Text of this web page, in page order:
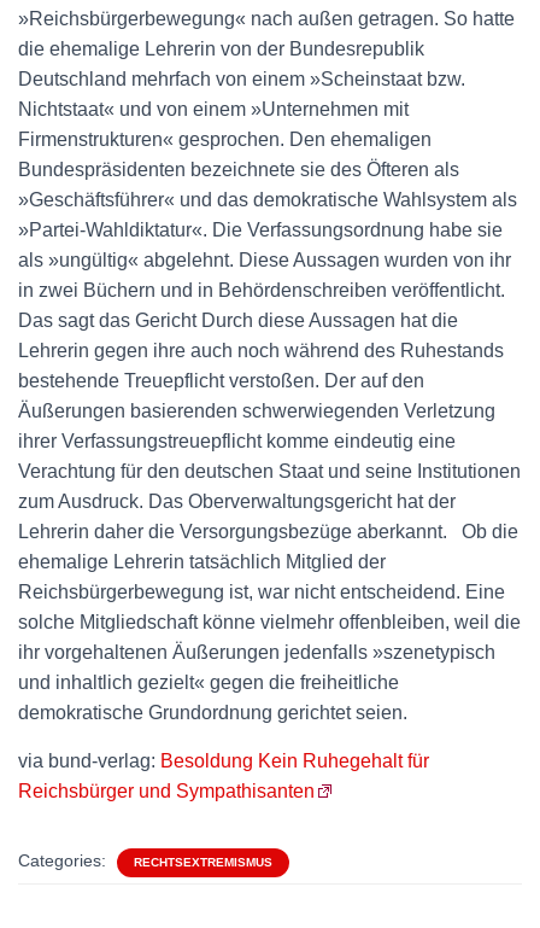
»Reichsbürgerbewegung« nach außen getragen. So hatte
die ehemalige Lehrerin von der Bundesrepublik
Deutschland mehrfach von einem »Scheinstaat bzw.
Nichtstaat« und von einem »Unternehmen mit
Firmenstrukturen« gesprochen. Den ehemaligen
Bundespräsidenten bezeichnete sie des Öfteren als
»Geschäftsführer« und das demokratische Wahlsystem als
»Partei-Wahldiktatur«. Die Verfassungsordnung habe sie
als »ungültig« abgelehnt. Diese Aussagen wurden von ihr
in zwei Büchern und in Behördenschreiben veröffentlicht.
Das sagt das Gericht Durch diese Aussagen hat die
Lehrerin gegen ihre auch noch während des Ruhestands
bestehende Treuepflicht verstoßen. Der auf den
Äußerungen basierenden schwerwiegenden Verletzung
ihrer Verfassungstreuepflicht komme eindeutig eine
Verachtung für den deutschen Staat und seine Institutionen
zum Ausdruck. Das Oberverwaltungsgericht hat der
Lehrerin daher die Versorgungsbezüge aberkannt. Ob die
ehemalige Lehrerin tatsächlich Mitglied der
Reichsbürgerbewegung ist, war nicht entscheidend. Eine
solche Mitgliedschaft könne vielmehr offenbleiben, weil die
ihr vorgehaltenen Äußerungen jedenfalls »szenetypisch
und inhaltlich gezielt« gegen die freiheitliche
demokratische Grundordnung gerichtet seien.
via bund-verlag: Besoldung Kein Ruhegehalt für
Reichsbürger und Sympathisanten
Categories: RECHTSEXTREMISMUS